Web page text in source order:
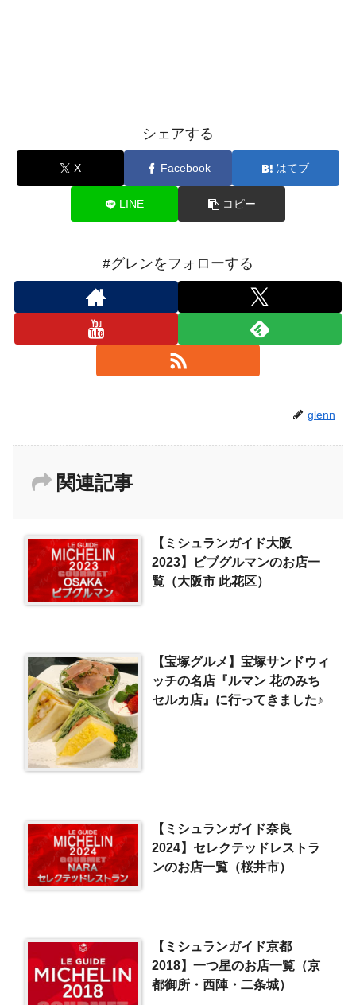
シェアする
X Facebook はてブ
LINE コピー
#グレンをフォローする
glenn
関連記事
【ミシュランガイド大阪
2023】ビブグルマンのお店一
覧（大阪市 此花区）
【宝塚グルメ】宝塚サンドウィ
ッチの名店『ルマン 花のみち
セルカ店』に行ってきました♪
【ミシュランガイド奈良
2024】セレクテッドレストラ
ンのお店一覧（桜井市）
【ミシュランガイド京都
2018】一つ星のお店一覧（京
都御所・西陣・二条城）